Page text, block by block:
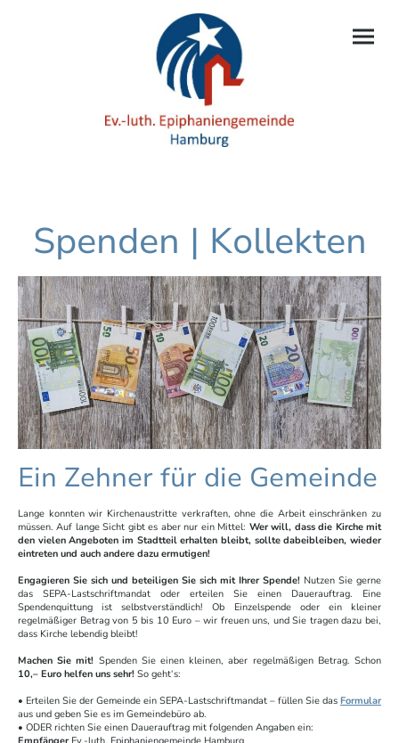
Spenden | Kollekten
Ein Zehner für die Gemeinde
Lange konnten wir Kirchenaustritte verkraften, ohne die Arbeit einschränken zu
müssen. Auf lange Sicht gibt es aber nur ein Mittel: Wer will, dass die Kirche mit
den vielen Angeboten im Stadtteil erhalten bleibt, sollte dabeibleiben, wieder
eintreten und auch andere dazu ermutigen!
Engagieren Sie sich und beteiligen Sie sich mit Ihrer Spende! Nutzen Sie gerne
das SEPA-Lastschriftmandat oder erteilen Sie einen Dauerauftrag. Eine
Spendenquittung ist selbstverständlich! Ob Einzelspende oder ein kleiner
regelmäßiger Betrag von 5 bis 10 Euro – wir freuen uns, und Sie tragen dazu bei,
dass Kirche lebendig bleibt!
Machen Sie mit! Spenden Sie einen kleinen, aber regelmäßigen Betrag. Schon
10,– Euro helfen uns sehr! So geht‘s:
• Erteilen Sie der Gemeinde ein SEPA-Lastschriftmandat – füllen Sie das Formular
aus und geben Sie es im Gemeindebüro ab.
• ODER richten Sie einen Dauerauftrag mit folgenden Angaben ein: